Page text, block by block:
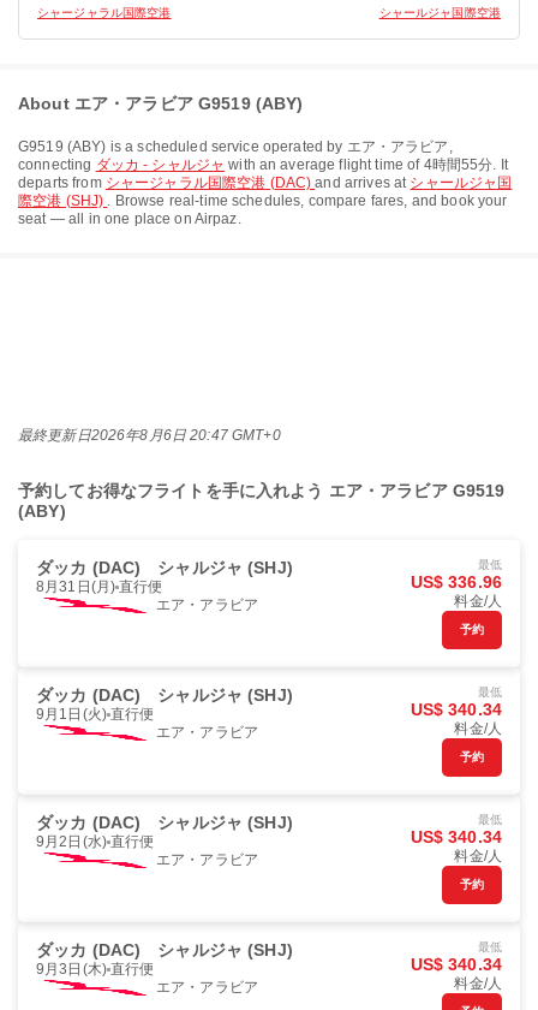
シャージャラル国際空港 シャールジャ国際空港
About エア・アラビア G9519 (ABY)
G9519 (ABY) is a scheduled service operated by エア・アラビア ,
connecting ダッカ - シャルジャ with an average flight time of 4時間55分. It
departs from シャージャラル国際空港 (DAC)and arrives at シャールジャ国
際空港 (SHJ) . Browse real-time schedules, compare fares, and book your
seat — all in one place on Airpaz.
最終更新日2026年8月6日 20:47 GMT+0
予約してお得なフライトを手に入れよう エア・アラビア G9519
(ABY)
ダッカ (DAC) シャルジャ (SHJ)
8月31日(月) 直行便
エア・アラビア
最低
US$ 336.96
料金/人
予約
ダッカ (DAC) シャルジャ (SHJ)
9月1日(火) 直行便
エア・アラビア
最低
US$ 340.34
料金/人
予約
ダッカ (DAC) シャルジャ (SHJ)
9月2日(水) 直行便
エア・アラビア
最低
US$ 340.34
料金/人
予約
ダッカ (DAC) シャルジャ (SHJ)
9月3日(木) 直行便
エア・アラビア
最低
US$ 340.34
料金/人